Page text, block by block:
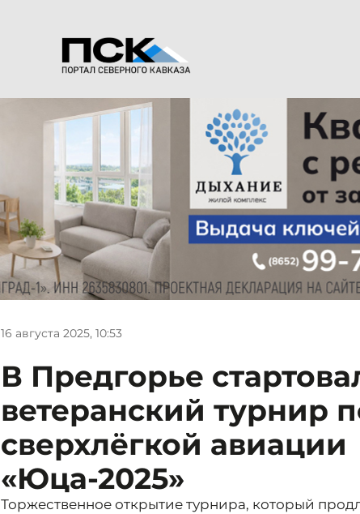
16 августа 2025, 10:53
В Предгорье
ветеранский турнир
сверхлёгкой авиации
«Юца-2025»
Торжественное открытие турнира, который